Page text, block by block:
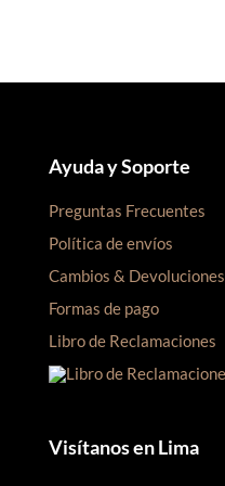
Ayuda y Soporte
Preguntas Frecuentes
Política de envíos
Cambios & Devoluciones
Formas de pago
Libro de Reclamaciones
Visítanos en Lima